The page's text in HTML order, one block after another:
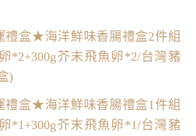
禮盒★海洋鮮味香腸禮盒2件組
*2+300g芥末飛魚卵*2/台灣豬
)
禮盒★海洋鮮味香腸禮盒1件組
*1+300g芥末飛魚卵*1/台灣豬